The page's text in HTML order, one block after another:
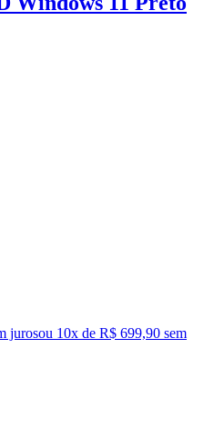
jurosou 10x de R$ 699,90 sem